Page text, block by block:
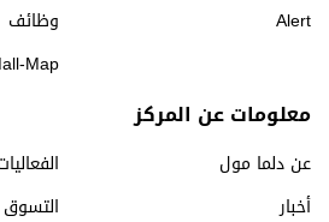
وظائف
Alert
Map
معلومات عن المركز
عن دلما مول
أخبار
التسوق